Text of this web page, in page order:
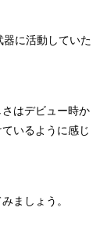
に活動していた
はデビュー時か
いるように感じ
ましょう。